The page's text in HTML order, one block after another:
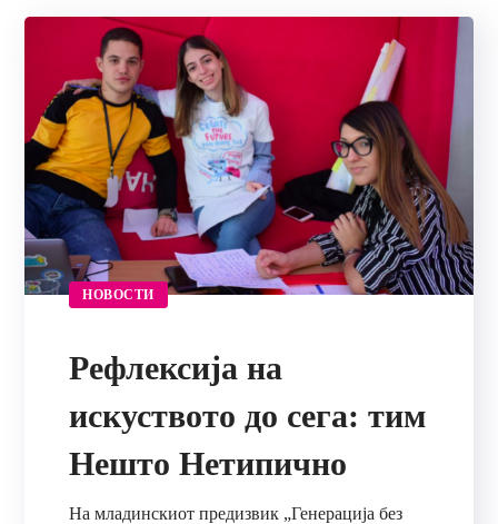
НОВОСТИ
Рефлексија на
искуството до сега: тим
Нешто Нетипично
На младинскиот предизвик „Генерација без